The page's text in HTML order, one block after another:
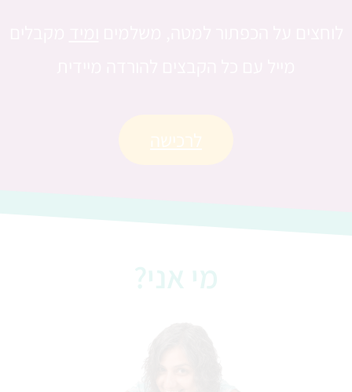
לרכישה
מי אני?